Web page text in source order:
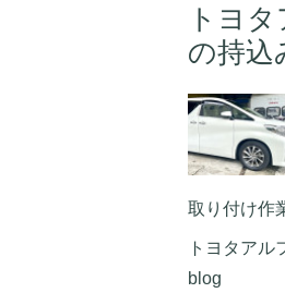
トヨ
の持込
取り付け作
トヨタア
blog